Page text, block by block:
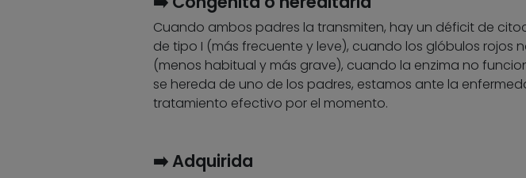
Cuando ambos padres la transmiten, hay un déficit de
de tipo I (más frecuente y leve), cuando los glóbulos rojos
(menos habitual y más grave), cuando la enzima no
se hereda de uno de los padres, estamos ante la
tratamiento efectivo por el momento.
➡️ Adquirida